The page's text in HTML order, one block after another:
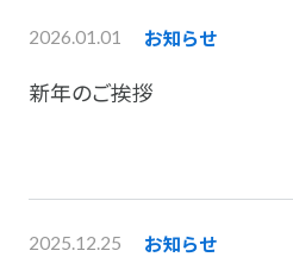
2026.01.01 お知らせ
新年のご挨拶
2025.12.25 お知らせ